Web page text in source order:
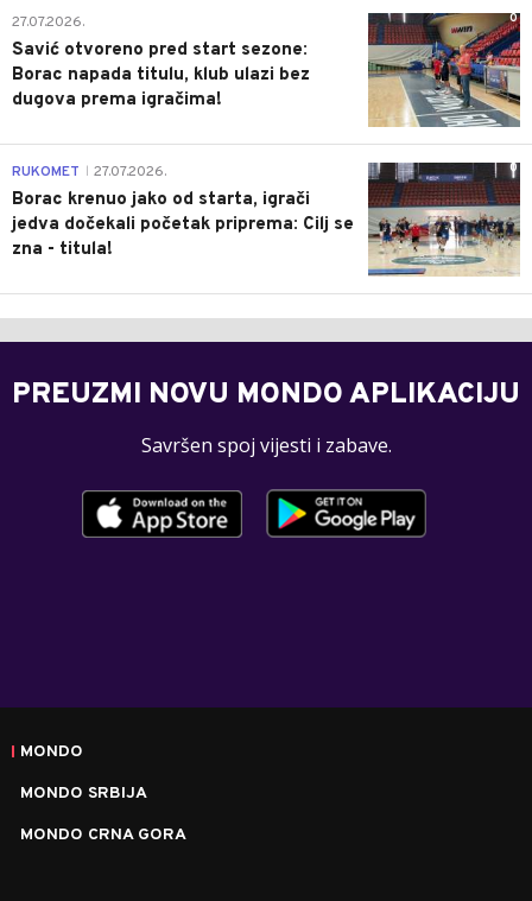
0
27.07.2026.
Savić otvoreno pred start sezone:
Borac napada titulu, klub ulazi bez
dugova prema igračima!
0
RUKOMET 27.07.2026.
Borac krenuo jako od starta, igrači
jedva dočekali početak priprema: Cilj se
zna - titula!
PREUZMI NOVU MONDO APLIKACIJU
Savršen spoj vijesti i zabave.
MONDO
MONDO SRBIJA
MONDO CRNA GORA